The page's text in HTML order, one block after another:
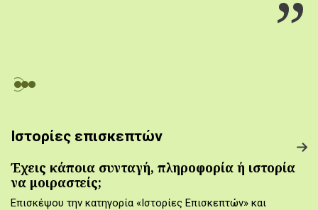
Ιστορίες επισκεπτών
Έχεις κάποια συνταγή, πληροφορία ή ιστορία
να μοιραστείς;
Επισκέψου την κατηγορία «Ιστορίες Επισκεπτών» και